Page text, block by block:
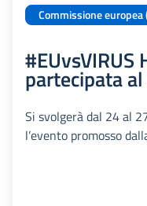
Commissione europea
#EUvsVIRUS
partecipata
Si svolgerà dal 24 al
l’evento promosso